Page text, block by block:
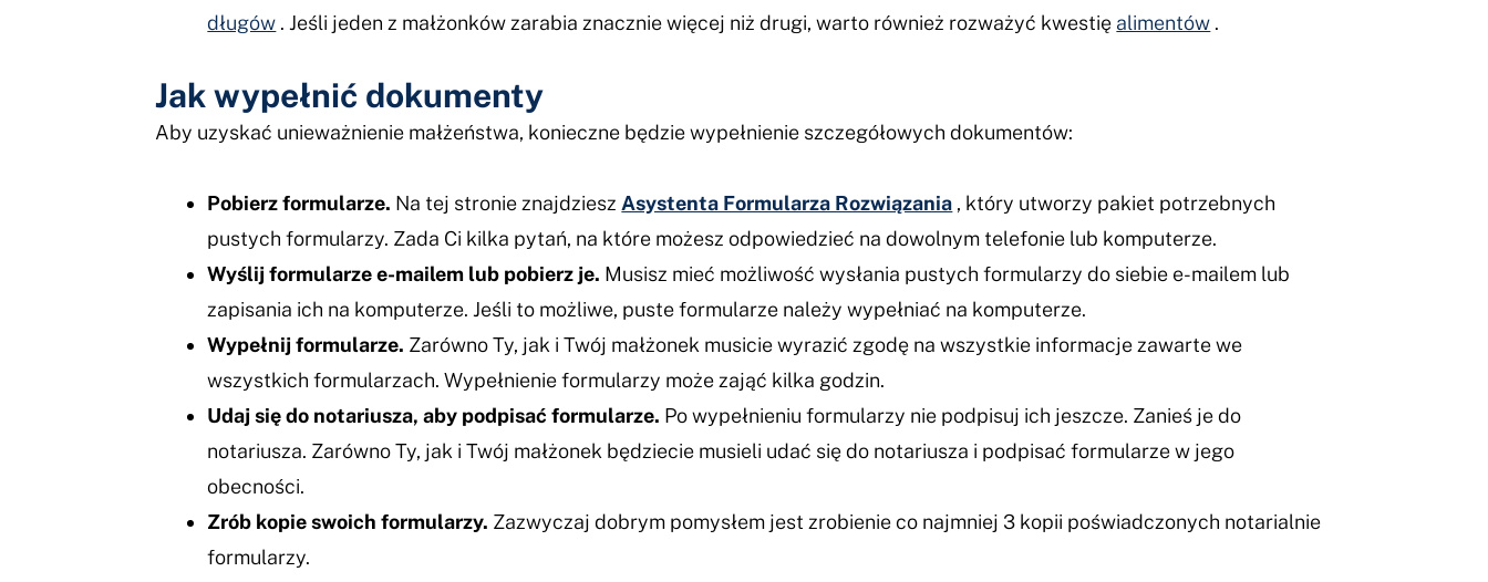
długów . Jeśli jeden z małżonków zarabia znacznie więcej niż drugi, warto również rozważyć kwestię alimentów .
Jak wypełnić dokumenty
Aby uzyskać unieważnienie małżeństwa, konieczne będzie wypełnienie szczegółowych dokumentów:
Pobierz formularze. Na tej stronie znajdziesz Asystenta Formularza Rozwiązania , który utworzy pakiet potrzebnych
pustych formularzy. Zada Ci kilka pytań, na które możesz odpowiedzieć na dowolnym telefonie lub komputerze.
Wyślij formularze e-mailem lub pobierz je. Musisz mieć możliwość wysłania pustych formularzy do siebie e-mailem lub
zapisania ich na komputerze. Jeśli to możliwe, puste formularze należy wypełniać na komputerze.
Wypełnij formularze. Zarówno Ty, jak i Twój małżonek musicie wyrazić zgodę na wszystkie informacje zawarte we
wszystkich formularzach. Wypełnienie formularzy może zająć kilka godzin.
Udaj się do notariusza, aby podpisać formularze. Po wypełnieniu formularzy nie podpisuj ich jeszcze. Zanieś je do
notariusza. Zarówno Ty, jak i Twój małżonek będziecie musieli udać się do notariusza i podpisać formularze w jego
obecności.
Zrób kopie swoich formularzy. Zazwyczaj dobrym pomysłem jest zrobienie co najmniej 3 kopii poświadczonych notarialnie
formularzy.